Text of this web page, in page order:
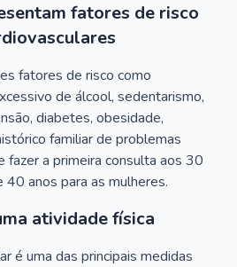
fatores de risco
fatores de risco como
de álcool, sedentarismo,
diabetes, obesidade,
familiar de problemas
fazer a primeira consulta aos 30
40 anos para as mulheres.
atividade física
é uma das principais medidas